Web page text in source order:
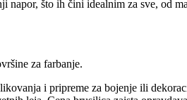
što ih čini idealnim za sve, od
za farbanje.
i pripreme za bojenje ili